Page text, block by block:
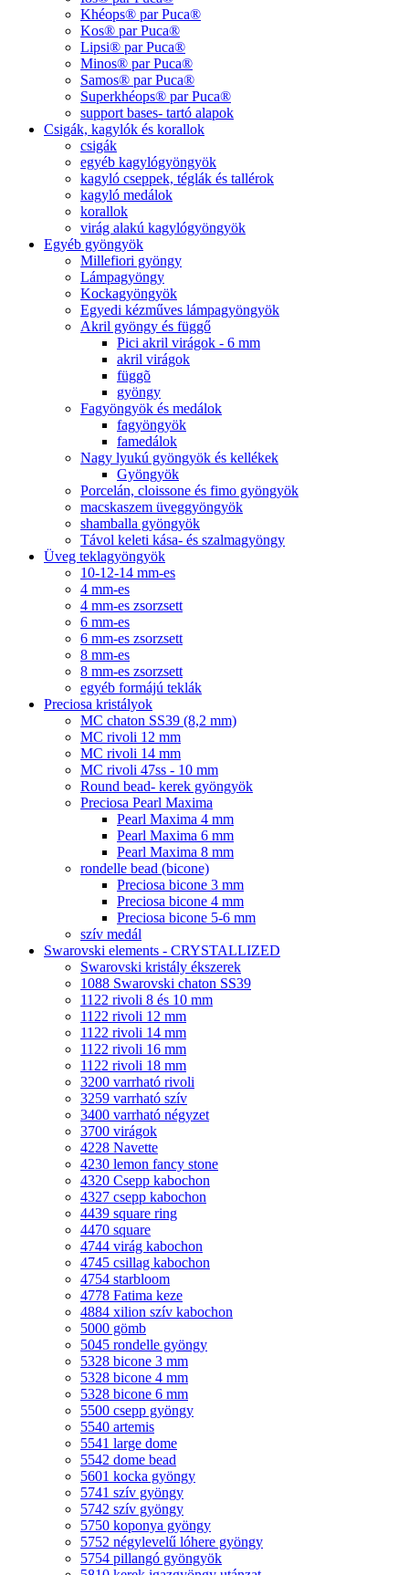
Khéops® par Puca®
Kos® par Puca®
Lipsi® par Puca®
Minos® par Puca®
Samos® par Puca®
Superkhéops® par Puca®
support bases- tartó alapok
Csigák, kagylók és korallok
csigák
egyéb kagylógyöngyök
kagyló cseppek, téglák és tallérok
kagyló medálok
korallok
virág alakú kagylógyöngyök
Egyéb gyöngyök
Millefiori gyöngy
Lámpagyöngy
Kockagyöngyök
Egyedi kézműves lámpagyöngyök
Akril gyöngy és függő
Pici akril virágok - 6 mm
akril virágok
függõ
gyöngy
Fagyöngyök és medálok
fagyöngyök
famedálok
Nagy lyukú gyöngyök és kellékek
Gyöngyök
Porcelán, cloissone és fimo gyöngyök
macskaszem üveggyöngyök
shamballa gyöngyök
Távol keleti kása- és szalmagyöngy
Üveg teklagyöngyök
10-12-14 mm-es
4 mm-es
4 mm-es zsorzsett
6 mm-es
6 mm-es zsorzsett
8 mm-es
8 mm-es zsorzsett
egyéb formájú teklák
Preciosa kristályok
MC chaton SS39 (8,2 mm)
MC rivoli 12 mm
MC rivoli 14 mm
MC rivoli 47ss - 10 mm
Round bead- kerek gyöngyök
Preciosa Pearl Maxima
Pearl Maxima 4 mm
Pearl Maxima 6 mm
Pearl Maxima 8 mm
rondelle bead (bicone)
Preciosa bicone 3 mm
Preciosa bicone 4 mm
Preciosa bicone 5-6 mm
szív medál
Swarovski elements - CRYSTALLIZED
Swarovski kristály ékszerek
1088 Swarovski chaton SS39
1122 rivoli 8 és 10 mm
1122 rivoli 12 mm
1122 rivoli 14 mm
1122 rivoli 16 mm
1122 rivoli 18 mm
3200 varrható rivoli
3259 varrható szív
3400 varrható négyzet
3700 virágok
4228 Navette
4230 lemon fancy stone
4320 Csepp kabochon
4327 csepp kabochon
4439 square ring
4470 square
4744 virág kabochon
4745 csillag kabochon
4754 starbloom
4778 Fatima keze
4884 xilion szív kabochon
5000 gömb
5045 rondelle gyöngy
5328 bicone 3 mm
5328 bicone 4 mm
5328 bicone 6 mm
5500 csepp gyöngy
5540 artemis
5541 large dome
5542 dome bead
5601 kocka gyöngy
5741 szív gyöngy
5742 szív gyöngy
5750 koponya gyöngy
5752 négylevelű lóhere gyöngy
5754 pillangó gyöngyök